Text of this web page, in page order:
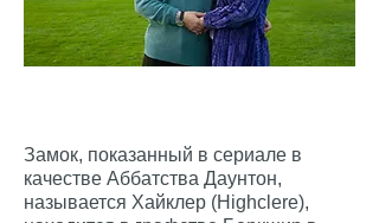
Замок, показанный в сериале в
качестве Аббатства Даунтон,
называется Хайклер (Highclere),